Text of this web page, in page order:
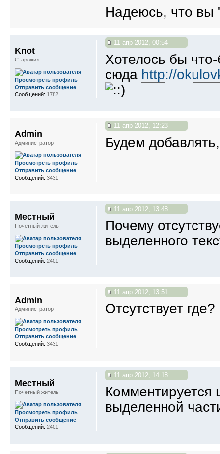
Надеюсь, что
11 апр 2012, 00:54
Хотелось бы
сюда http://
Knot
Старожил
Просмотреть профиль
Отправить сообщение
Сообщений: 1782
11 апр 2012, 12:23
Будем
Admin
Администратор
Просмотреть профиль
Отправить сообщение
Сообщений: 3431
11 апр 2012, 13:48
Почему
выделенного
Местный
Почетный житель
Просмотреть профиль
Отправить сообщение
Сообщений: 2401
11 апр 2012, 13:51
Отсутствует
Admin
Администратор
Просмотреть профиль
Отправить сообщение
Сообщений: 3431
11 апр 2012, 14:18
Комментируется
выделенной
Местный
Почетный житель
Просмотреть профиль
Отправить сообщение
Сообщений: 2401